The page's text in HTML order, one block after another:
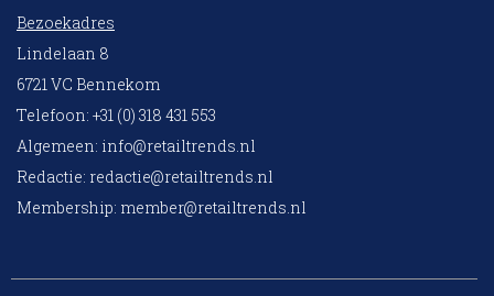
Bezoekadres
Lindelaan 8
6721 VC Bennekom
Telefoon: +31 (0) 318 431 553
Algemeen: info@retailtrends.nl
Redactie: redactie@retailtrends.nl
Membership: member@retailtrends.nl